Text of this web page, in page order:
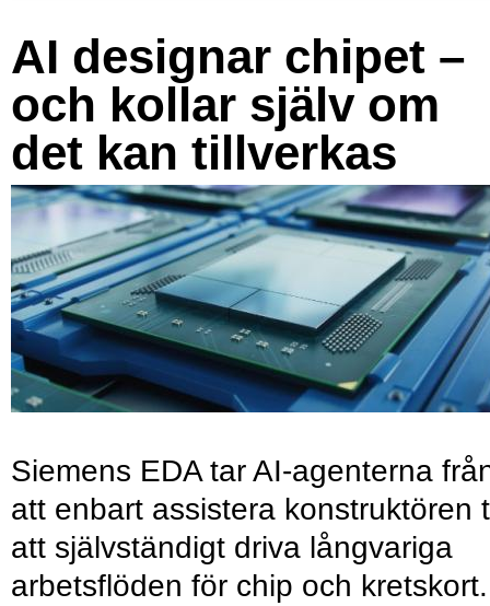
AI designar chipet –
och kollar själv om
det kan tillverkas
Siemens EDA tar AI-agenterna
att enbart assistera konstruktören
att självständigt driva långvariga
arbetsflöden för chip och kretskort.